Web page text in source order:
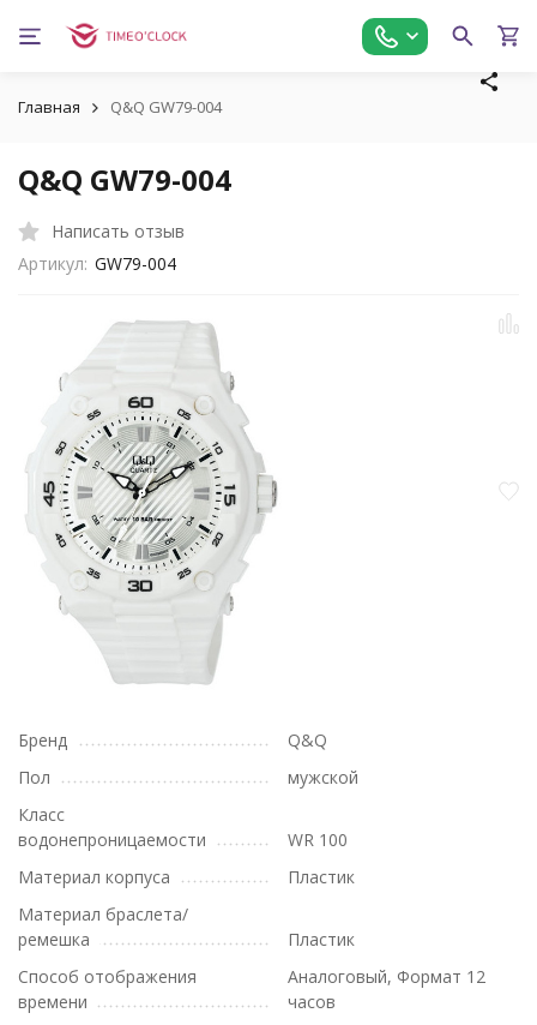
Главная Q&Q GW79-004
Q&Q GW79-004
Написать отзыв
Артикул: GW79-004
Бренд
Q&Q
Пол
мужской
Класс
водонепроницаемости
WR 100
Материал корпуса
Пластик
Материал браслета/
ремешка
Пластик
Способ отображения
времени
Аналоговый, Формат 12
часов